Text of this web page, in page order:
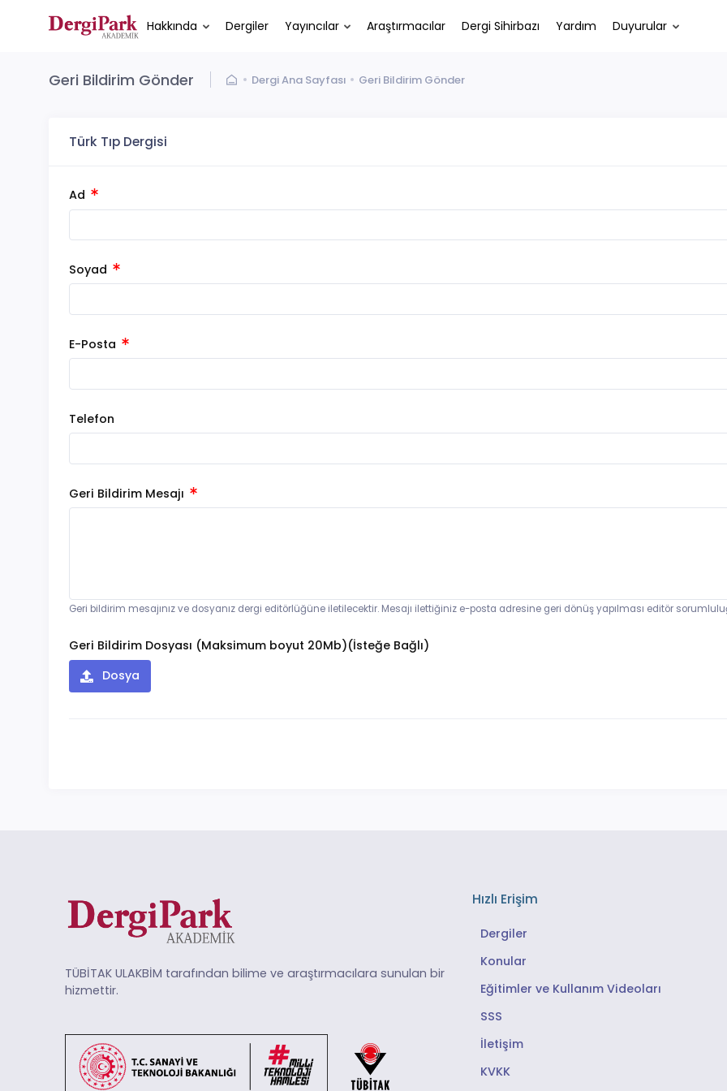
Hakkında Dergiler Yayıncılar Araştırmacılar Dergi Sihirbazı Yardım Duyurular
Geri Bildirim Gönder Dergi Ana Sayfası Geri Bildirim Gönder
Türk Tıp Dergisi
Ad
Soyad
E-Posta
Telefon
Geri Bildirim Mesajı
Geri bildirim mesajınız ve dosyanız dergi editörlüğüne iletilecektir. Mesajı ilettiğiniz e-posta adresine geri dönüş yapılması editör
Geri Bildirim Dosyası (Maksimum boyut 20Mb)(İsteğe Bağlı)
Dosya
TÜBİTAK ULAKBİM tarafından bilime ve araştırmacılara sunulan bir
hizmettir.
Hızlı Erişim
Dergiler
Konular
Eğitimler ve Kullanım Videoları
SSS
İletişim
KVKK